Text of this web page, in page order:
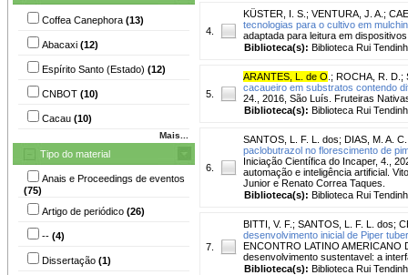
Coffea Canephora (13)
Abacaxi (12)
Espírito Santo (Estado) (12)
CNBOT (10)
Cacau (10)
Mais...
Tipo do material
Anais e Proceedings de eventos
(75)
Artigo de periódico (26)
-- (4)
Dissertação (1)
4.
KÜSTER, I. S. ; VENTURA, J. A. ;
tecnologias para o cultivo em
adaptada para leitura em
Biblioteca(s): Biblioteca Rui
5.
ARANTES, L. de O ; ROCHA, R. D. ;
cacaueiro em substratos contendo
24., 2016, São Luís. Fruteiras
Biblioteca(s): Biblioteca Rui
6.
SANTOS, L. F. L. dos; DIAS, M. A. C.
paclobutrazol no florescimento de
Iniciação Científica do Incaper, 4.,
automação e inteligência artificial.
Junior e Renato Correa Taques.
Biblioteca(s): Biblioteca Rui
7.
BITTI, V. F. ; SANTOS, L. F. L. dos;
desenvolvimento inicial de Piper
ENCONTRO LATINO AMERICANO
desenvolvimento sustentavel: a
Biblioteca(s): Biblioteca Rui